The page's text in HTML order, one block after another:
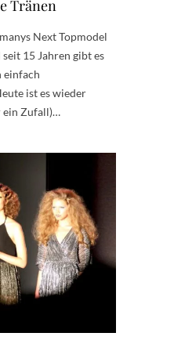
Tränen
Next Topmodel
15 Jahren gibt es
einfach
ist es wieder
ein Zufall)…